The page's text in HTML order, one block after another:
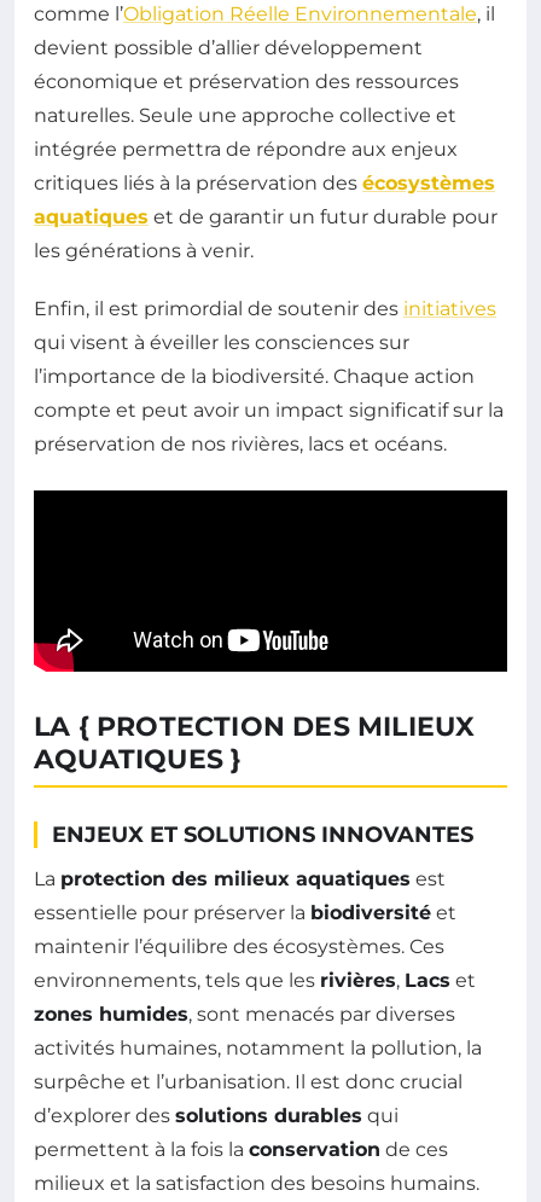
comme l’Obligation Réelle Environnementale, il
devient possible d’allier développement
économique et préservation des ressources
naturelles. Seule une approche collective et
intégrée permettra de répondre aux enjeux
critiques liés à la préservation des écosystèmes
aquatiques et de garantir un futur durable pour
les générations à venir.
Enfin, il est primordial de soutenir des initiatives
qui visent à éveiller les consciences sur
l’importance de la biodiversité. Chaque action
compte et peut avoir un impact significatif sur la
préservation de nos rivières, lacs et océans.
LA { PROTECTION DES MILIEUX
AQUATIQUES }
ENJEUX ET SOLUTIONS INNOVANTES
La protection des milieux aquatiques est
essentielle pour préserver la biodiversité et
maintenir l’équilibre des écosystèmes. Ces
environnements, tels que les rivières, Lacs et
zones humides, sont menacés par diverses
activités humaines, notamment la pollution, la
surpêche et l’urbanisation. Il est donc crucial
d’explorer des solutions durables qui
permettent à la fois la conservation de ces
milieux et la satisfaction des besoins humains.